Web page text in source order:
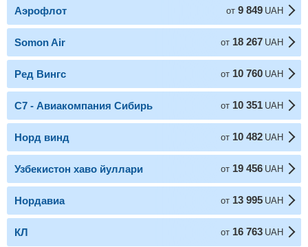
Аэрофлот от 9 849 UAH
Somon Air от 18 267 UAH
Ред Вингс от 10 760 UAH
С7 - Авиакомпания Сибирь от 10 351 UAH
Норд винд от 10 482 UAH
Узбекистон хаво йуллари от 19 456 UAH
Нордавиа от 13 995 UAH
КЛ от 16 763 UAH